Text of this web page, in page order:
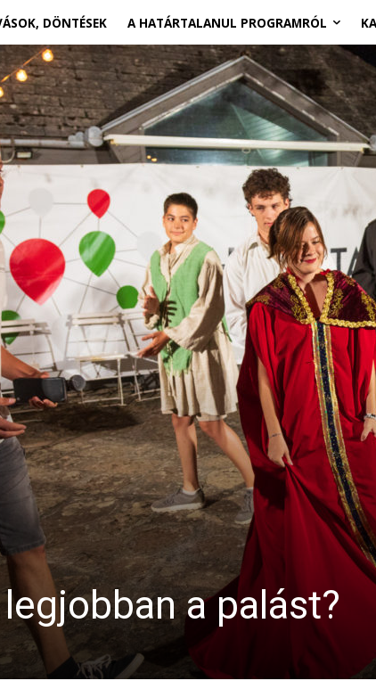
DÖNTÉSEK A HATÁRTALANUL PROGRAMRÓL
a palást?